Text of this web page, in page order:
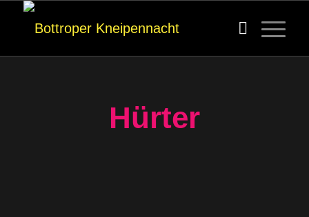
Hürter